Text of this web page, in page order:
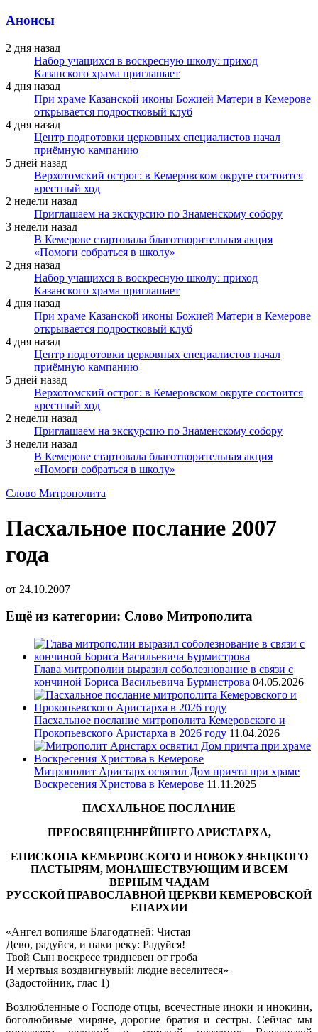
Анонсы
2 дня назад
Набор учащихся в воскресную школу: приход
Казанского храма приглашает
4 дня назад
При храме Казанской иконы Божией Матери в Кемерове
открывается подростковый клуб
4 дня назад
Центр подготовки церковных специалистов начал
приёмную кампанию
5 дней назад
Верхотомский острог: в Кемеровском округе состоится
крестный ход
2 недели назад
Приглашаем на экскурсию по Знаменскому собору
3 недели назад
В Кемерове стартовала благотворительная акция
«Помоги собраться в школу»
2 дня назад
Набор учащихся в воскресную школу: приход
Казанского храма приглашает
4 дня назад
При храме Казанской иконы Божией Матери в Кемерове
открывается подростковый клуб
4 дня назад
Центр подготовки церковных специалистов начал
приёмную кампанию
5 дней назад
Верхотомский острог: в Кемеровском округе состоится
крестный ход
2 недели назад
Приглашаем на экскурсию по Знаменскому собору
3 недели назад
В Кемерове стартовала благотворительная акция
«Помоги собраться в школу»
Слово Митрополита
Пасхальное послание 2007
года
от 24.10.2007
Ещё из категории: Слово Митрополита
Глава митрополии выразил соболезнование в связи с
кончиной Бориса Васильевича Бурмистрова 04.05.2026
Пасхальное послание митрополита Кемеровского и
Прокопьевского Аристарха в 2026 году 11.04.2026
Митрополит Аристарх освятил Дом причта при храме
Воскресения Христова в Кемерове 11.11.2025
ПАСХАЛЬНОЕ ПОСЛАНИЕ
ПРЕОСВЯЩЕННЕЙШЕГО АРИСТАРХА,
ЕПИСКОПА КЕМЕРОВСКОГО И НОВОКУЗНЕЦКОГО
ПАСТЫРЯМ, МОНАШЕСТВУЮЩИМ И ВСЕМ
ВЕРНЫМ ЧАДАМ
РУССКОЙ ПРАВОСЛАВНОЙ ЦЕРКВИ КЕМЕРОВСКОЙ
ЕПАРХИИ
«Ангел вопияше Благодатней: Чистая
Дево, радуйся, и паки реку: Радуйся!
Твой Сын воскресе тридневен от гроба
И мертвыя воздвигнувый: людие веселитеся»
(Задостойник, глас 1)
Возлюбленные о Господе отцы, всечестные иноки и инокини,
боголюбивые миряне, дорогие братия и сестры. Сейчас мы